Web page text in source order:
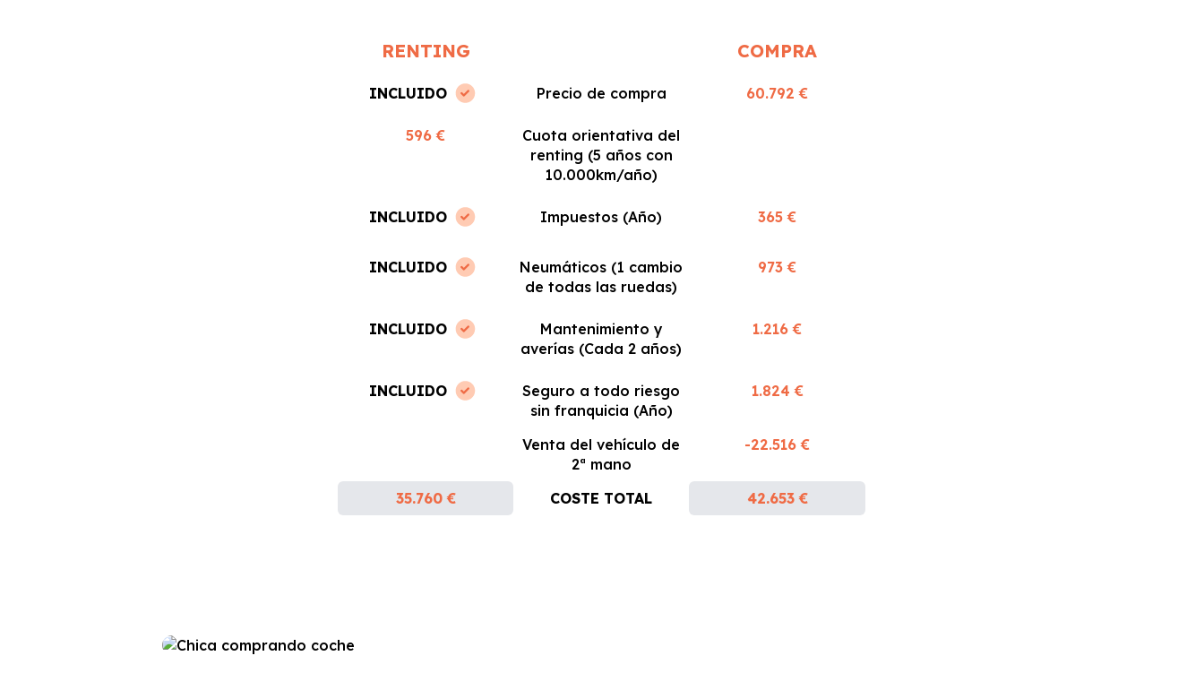
RENTING COMPRA
INCLUIDO Precio de compra 60.792 €
596 €
Cuota orientativa del
renting (5 años con
10.000km/año)
INCLUIDO Impuestos (Año) 365 €
INCLUIDO
Neumáticos (1 cambio
de todas las ruedas)
973 €
INCLUIDO
Mantenimiento y
averías (Cada 2 años)
1.216 €
INCLUIDO
Seguro a todo riesgo
sin franquicia (Año)
1.824 €
Venta del vehículo de
2ª mano
-22.516 €
35.760 € COSTE TOTAL 42.653 €